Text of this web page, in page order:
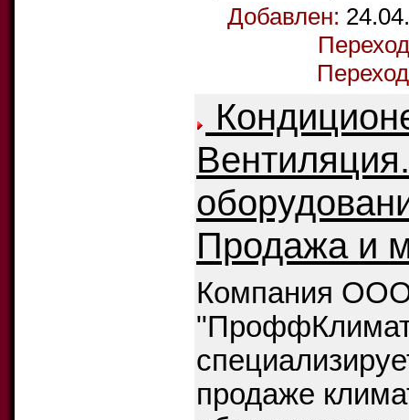
Добавлен:
Продажа и
Компания
продаже